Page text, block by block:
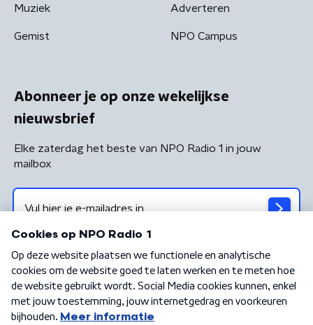
Muziek
Gemist
Adverteren
NPO Campus
Abonneer je op onze wekelijkse
nieuwsbrief
Elke zaterdag het beste van NPO Radio 1 in jouw
mailbox
Algemene voorwaarden Privacybeleid